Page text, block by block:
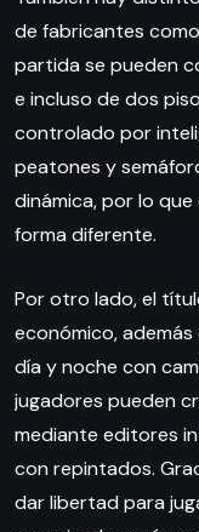
de fabricantes como
partida se pueden
e incluso de dos
controlado por
peatones y
dinámica, por lo
forma diferente.
Por otro lado, el
económico,
día y noche con
jugadores pueden
mediante editores
con repintados.
dar libertad para